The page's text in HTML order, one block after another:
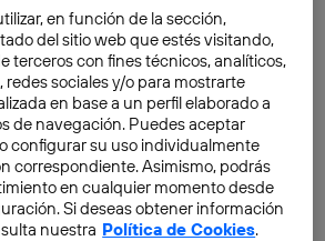
en función de la sección,
del sitio web que estés visitando,
terceros con fines técnicos, analíticos,
redes sociales y/o para mostrarte
en base a un perfil elaborado a
de navegación. Puedes aceptar
configurar su uso individualmente
correspondiente. Asimismo, podrás
en cualquier momento desde
Si deseas obtener información
nuestra Política de Cookies.